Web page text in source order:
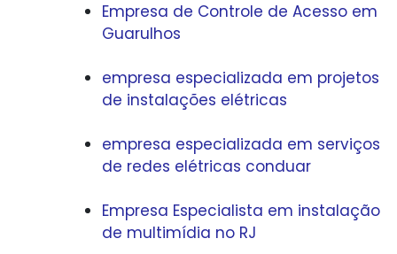
Empresa de Controle de Acesso em
Guarulhos
empresa especializada em projetos
de instalações elétricas
empresa especializada em serviços
de redes elétricas conduar
Empresa Especialista em instalação
de multimídia no RJ